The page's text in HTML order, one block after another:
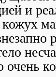
и
очень